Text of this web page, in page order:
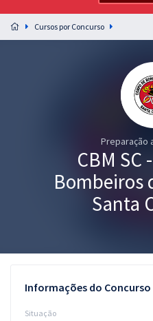
Preparação completa e intensiva
residências em saúde do Brasil
Graduação
Cursos por Concurso
Preparação
CBM SC
Bombeiros
Santa
Informações do Concurso
Situação